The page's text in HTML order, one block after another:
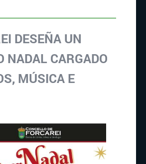
DESEÑA UN
NADAL CARGADO
MÚSICA E